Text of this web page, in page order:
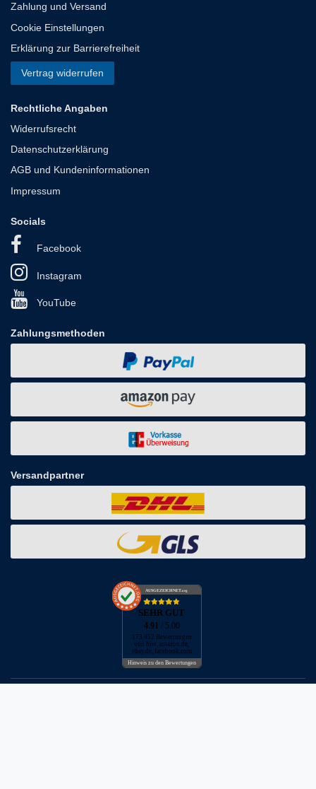
Zahlung und Versand
Cookie Einstellungen
Erklärung zur Barrierefreiheit
Vertrag widerrufen
Rechtliche Angaben
Widerrufsrecht
Datenschutzerklärung
AGB und Kundeninformationen
Impressum
Socials
Facebook
Instagram
YouTube
Zahlungsmethoden
Versandpartner
AUSGEZEICHNET.org
SEHR GUT
4.91 / 5.00
173.452 Bewertungen
von hier, amazon.de,
ebay.de, facebook.com
Hinweis zu den Bewertungen